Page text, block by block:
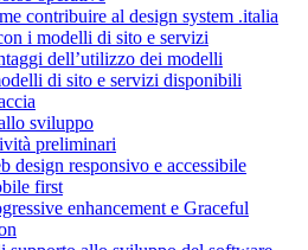
contribuire al design system .italia
i modelli di sito e servizi
dell’utilizzo dei modelli
di sito e servizi disponibili
sviluppo
preliminari
design responsivo e accessibile
first
enhancement e Graceful